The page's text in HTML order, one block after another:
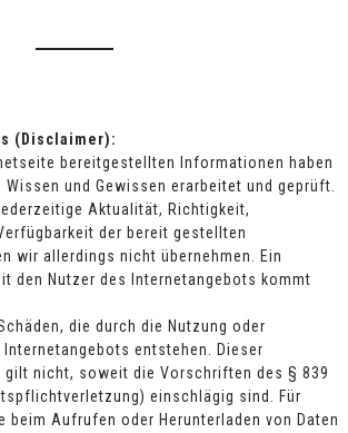
(Disclaimer):
bereitgestellten Informationen haben
und Gewissen erarbeitet und geprüft.
Aktualität, Richtigkeit,
der bereit gestellten
wir allerdings nicht übernehmen. Ein
den Nutzer des Internetangebots kommt
die durch die Nutzung oder
entstehen. Dieser
gilt nicht, soweit die Vorschriften des § 839
einschlägig sind. Für
beim Aufrufen oder Herunterladen von Daten